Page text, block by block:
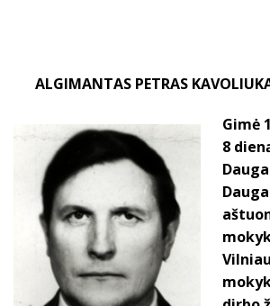
ALGIMANTAS PETRAS
Gimė
8